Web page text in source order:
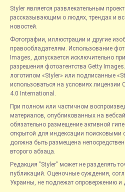
Styler является развлекательным
рассказывающим о людях, трендах и
новостей.
Фотографии, иллюстрации и другие
правообладателям. Использование
Images, допускается исключительно
разрешения фотоагентства Getty
логотипом «Styler» или подписанные
использоваться на условиях
4.0 International.
При полном или частичном
материалов, опубликованных на
обязательно размещение активной
открытой для индексации поисковыми
должна быть размещена
второго абзаца.
Редакция "Styler" может не разделять
публикаций. Оценочные суждения,
Украины, не подлежат опровержению